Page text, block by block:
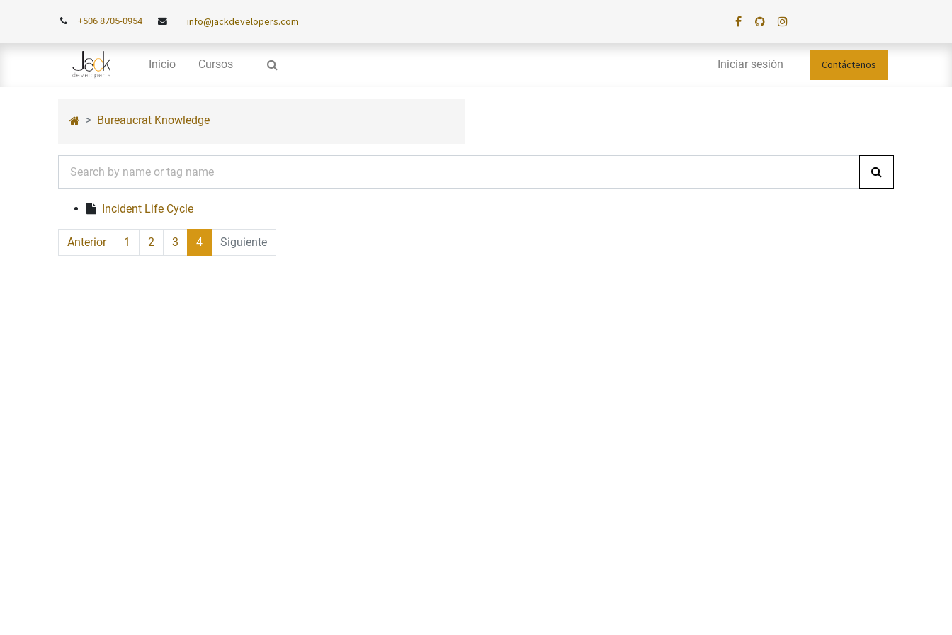
+506 8705-0954 info@jackdevelopers.com
Inicio Cursos Iniciar sesión Contáctenos
Bureaucrat Knowledge
Incident Life Cycle
Anterior 1 2 3 4 Siguiente